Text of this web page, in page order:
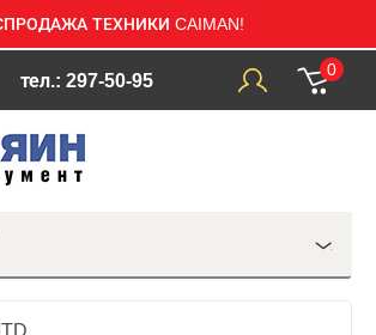
ТЕХНИКИ CAIMAN!
тел.: 297-50-95
0